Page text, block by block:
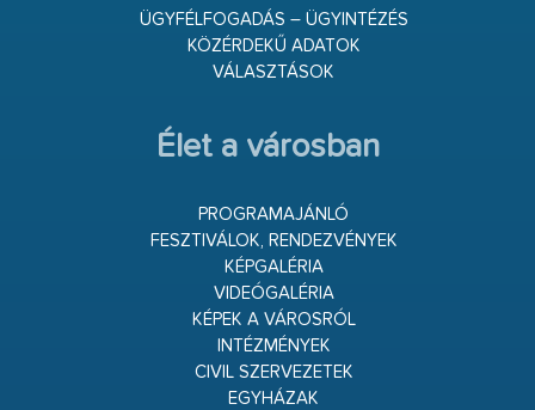
ÜGYFÉLFOGADÁS – ÜGYINTÉZÉS
KÖZÉRDEKŰ ADATOK
VÁLASZTÁSOK
Élet a városban
PROGRAMAJÁNLÓ
FESZTIVÁLOK, RENDEZVÉNYEK
KÉPGALÉRIA
VIDEÓGALÉRIA
KÉPEK A VÁROSRÓL
INTÉZMÉNYEK
CIVIL SZERVEZETEK
EGYHÁZAK